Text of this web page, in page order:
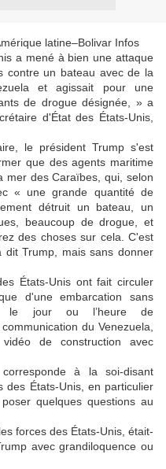
latine–Bolivar Infos
a mené à bien une attaque
contre un bateau avec de la
et agissait pour une
de drogue désignée, » a
d'État des États-Unis,
le président Trump s'est
que des agents maritime
mer des Caraïbes, qui, selon
« une grande quantité de
détruit un bateau, un
beaucoup de drogue, et
des choses sur cela. C'est
Trump, mais sans donner
États-Unis ont fait circuler
d'une embarcation sans
le jour ou l’heure de
du Venezuela,
de construction avec
à la soi-disant
des États-Unis, en particulier
quelques questions au
forces des États-Unis, était-
avec grandiloquence ou